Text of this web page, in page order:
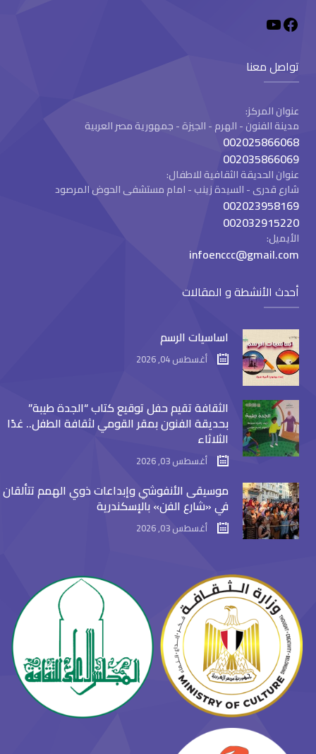
تواصل معنا
عنوان المركز:
مدينة الفنون - الهرم - الجيزة - جمهورية مصر العربية
002025866068
002035866069
عنوان الحديقة الثقافية للاطفال:
شارع قدرى - السيدة زينب - امام مستشفى الحوض المرصود
002023958169
002032915220
الأيميل:
infoenccc@gmail.com
أحدث الأنشطة و المقالات
اساسيات الرسم
أغسطس 04, 2026
الثقافة تقيم حفل توقيع كتاب “الجدة طيبة”
بحديقة الفنون بمقر القومي لثقافة الطفل.. غدًا
الثلاثاء
أغسطس 03, 2026
موسيقى الأنفوشي وإبداعات ذوي الهمم تتألقان
في «شارع الفن» بالإسكندرية
أغسطس 03, 2026